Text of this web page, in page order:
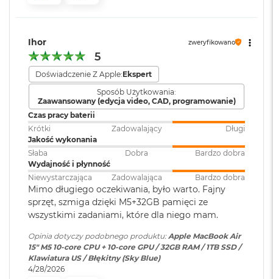
r
M
a
B
o
o
k
A
i
r
2
T
B
a
c
B
o
Dwa porty Thunderbolt 4 (USB-C) obsługujące:
Ładowanie
DisplayPort
Thunderbolt 4 (do 40 Gb/s)
USB 4 (do 40 Gb/s)
Obsługa wyświetlaczy
Obsługa maksymalnie dwóch wyświetlaczy zewnętrznych:
Dwa wyświetlacze o natywnej rozdzielczości do 6K przy 60
Hz lub 4K przy 144 Hz
system operacyjny
Wersja systemu
macOS Sequoia lub nowszy
Dołączone
oprogramowanie:
Wbudowane aplikacje systemu
macOS
Dodatkowe
informacje:
Klawiatura z Touch ID, Gładzik
Force Touch wyczuwający siłę
nacisku, Czujnik światła
otoczenia
Układ klawiatury: ANSI - Angielski US
Ihor zweryfikowano
5
Doświadczenie Z Apple:Ekspert
Sposób Użytkowania:
Zaawansowany (edycja video, CAD, programowanie)
Czas pracy baterii
Krótki
Zadowalający
Długi
Jakość wykonania
Słaba
Dobra
Bardzo dobra
Wydajność i płynność
Niewystarczająca
Zadowalająca Bardzo dobra
Mimo długiego oczekiwania, było warto. Fajny
sprzęt, szmiga dzięki M5+32GB pamięci ze
wszystkimi zadaniami, które dla niego mam.
Opinia dotyczy podobnego produktu:Apple MacBook Air
15" M5 10‑core CPU + 10‑core GPU / 32GB RAM / 1TB SSD /
Klawiatura US / Błękitny (Sky Blue)
4/28/2026